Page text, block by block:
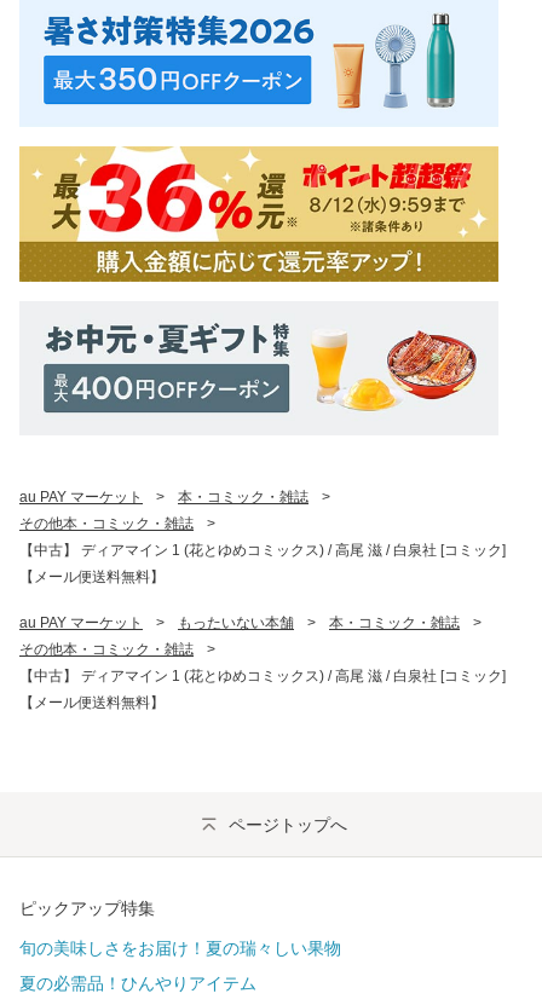
au PAY マーケット > 本・コミック・雑誌
>
その他本・コミック・雑誌
>
【中古】 ディアマイン 1 (花とゆめコミックス) / 高尾 滋 / 白泉社 [コミック]
【メール便送料無料】
au PAY マーケット > もったいない本舗 > 本・コミック・雑誌
>
その他本・コミック・雑誌
>
【中古】 ディアマイン 1 (花とゆめコミックス) / 高尾 滋 / 白泉社 [コミック]
【メール便送料無料】
ページトップへ
ピックアップ特集
旬の美味しさをお届け！夏の瑞々しい果物
夏の必需品！ひんやりアイテム